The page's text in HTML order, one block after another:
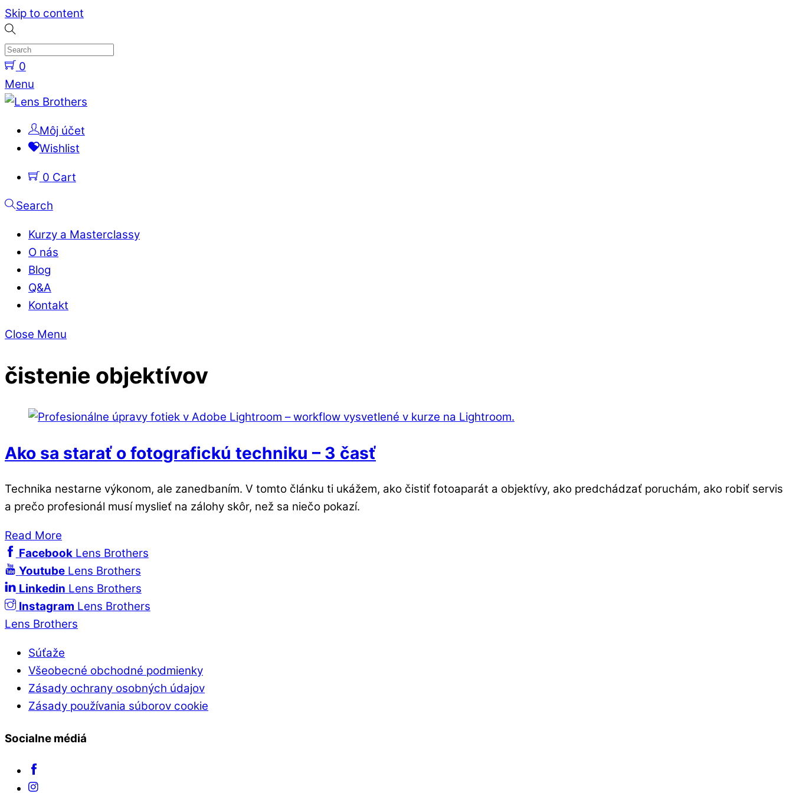
Skip to content
0
Menu
Môj účet
Wishlist
0 Cart
Search
Kurzy a Masterclassy
O nás
Blog
Q&A
Kontakt
Close Menu
čistenie objektívov
Ako sa starať o fotografickú techniku – 3 časť
Technika nestarne výkonom, ale zanedbaním. V tomto článku ti ukážem, ako čistiť fotoaparát a objektívy, ako predchádzať poruchám, ako robiť servis
a prečo profesionál musí myslieť na zálohy skôr, než sa niečo pokazí.
Read More
Facebook Lens Brothers
Youtube Lens Brothers
Linkedin Lens Brothers
Instagram Lens Brothers
Lens Brothers
Súťaže
Všeobecné obchodné podmienky
Zásady ochrany osobných údajov
Zásady používania súborov cookie
Socialne médiá